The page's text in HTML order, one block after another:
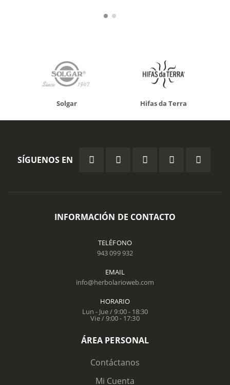
Solgar Hifas da Terra
SÍGUENOS EN
INFORMACIÓN DE CONTACTO
TELÉFONO
943 099 932
EMAIL
info@herbolarioweb.com
HORARIO
Lun - Jue / 9:00 - 18:30
Vie / 9:00 - 17:30
ÁREA PERSONAL
Contáctanos
Mi Cuenta